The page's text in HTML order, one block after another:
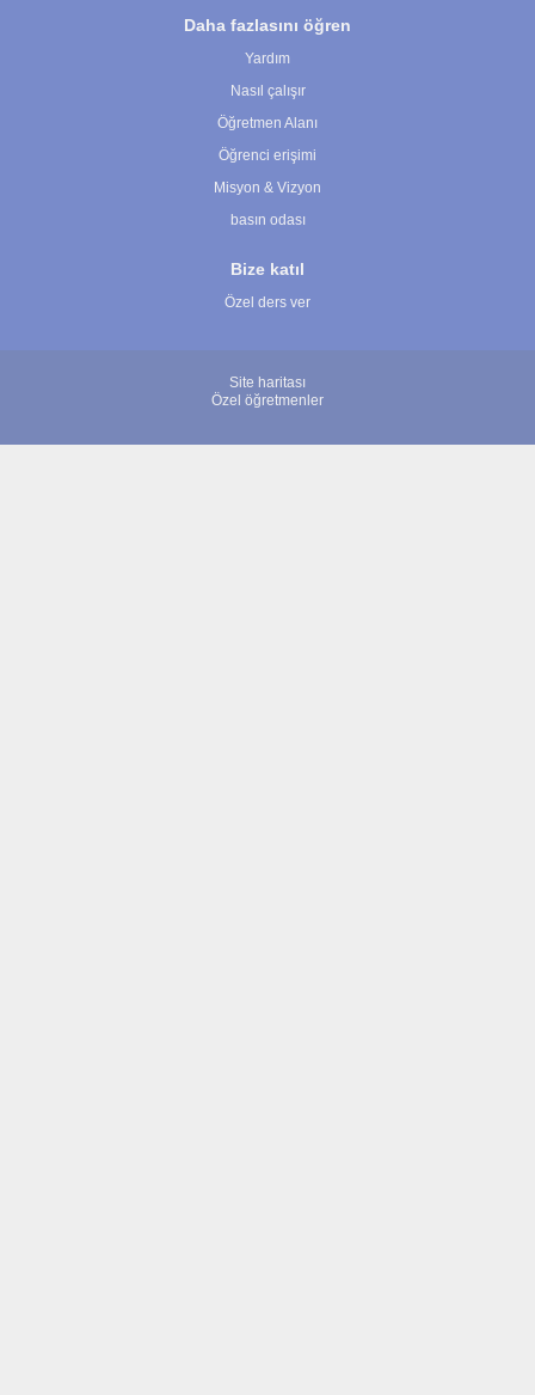
Daha fazlasını öğren
Yardım
Nasıl çalışır
Öğretmen Alanı
Öğrenci erişimi
Misyon & Vizyon
basın odası
Bize katıl
Özel ders ver
Site haritası
Özel öğretmenler